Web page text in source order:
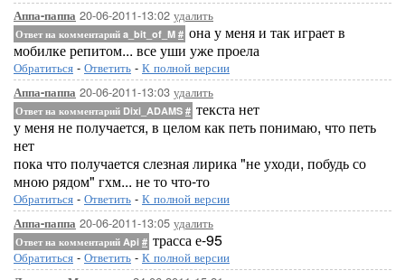
Аппа-паппа 20-06-2011-13:02 удалить
Ответ на комментарий a_bit_of_M # она у меня и так играет в
мобилке репитом... все уши уже проела
Обратиться - Ответить - К полной версии
Аппа-паппа 20-06-2011-13:03 удалить
Ответ на комментарий Dixi_ADAMS # текста нет
у меня не получается, в целом как петь понимаю, что петь
нет
пока что получается слезная лирика "не уходи, побудь со
мною рядом" гхм... не то что-то
Обратиться - Ответить - К полной версии
Аппа-паппа 20-06-2011-13:05 удалить
Ответ на комментарий Api # трасса е-95
Обратиться - Ответить - К полной версии